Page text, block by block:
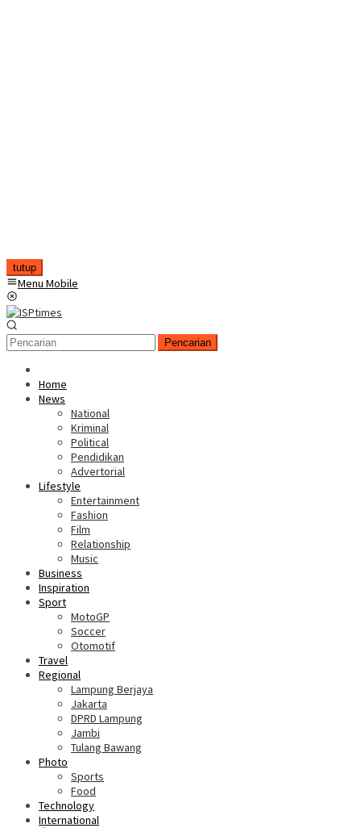
tutup
Menu Mobile
Pencarian
Home
News
National
Kriminal
Political
Pendidikan
Advertorial
Lifestyle
Entertainment
Fashion
Film
Relationship
Music
Business
Inspiration
Sport
MotoGP
Soccer
Otomotif
Travel
Regional
Lampung Berjaya
Jakarta
DPRD Lampung
Jambi
Tulang Bawang
Photo
Sports
Food
Technology
International